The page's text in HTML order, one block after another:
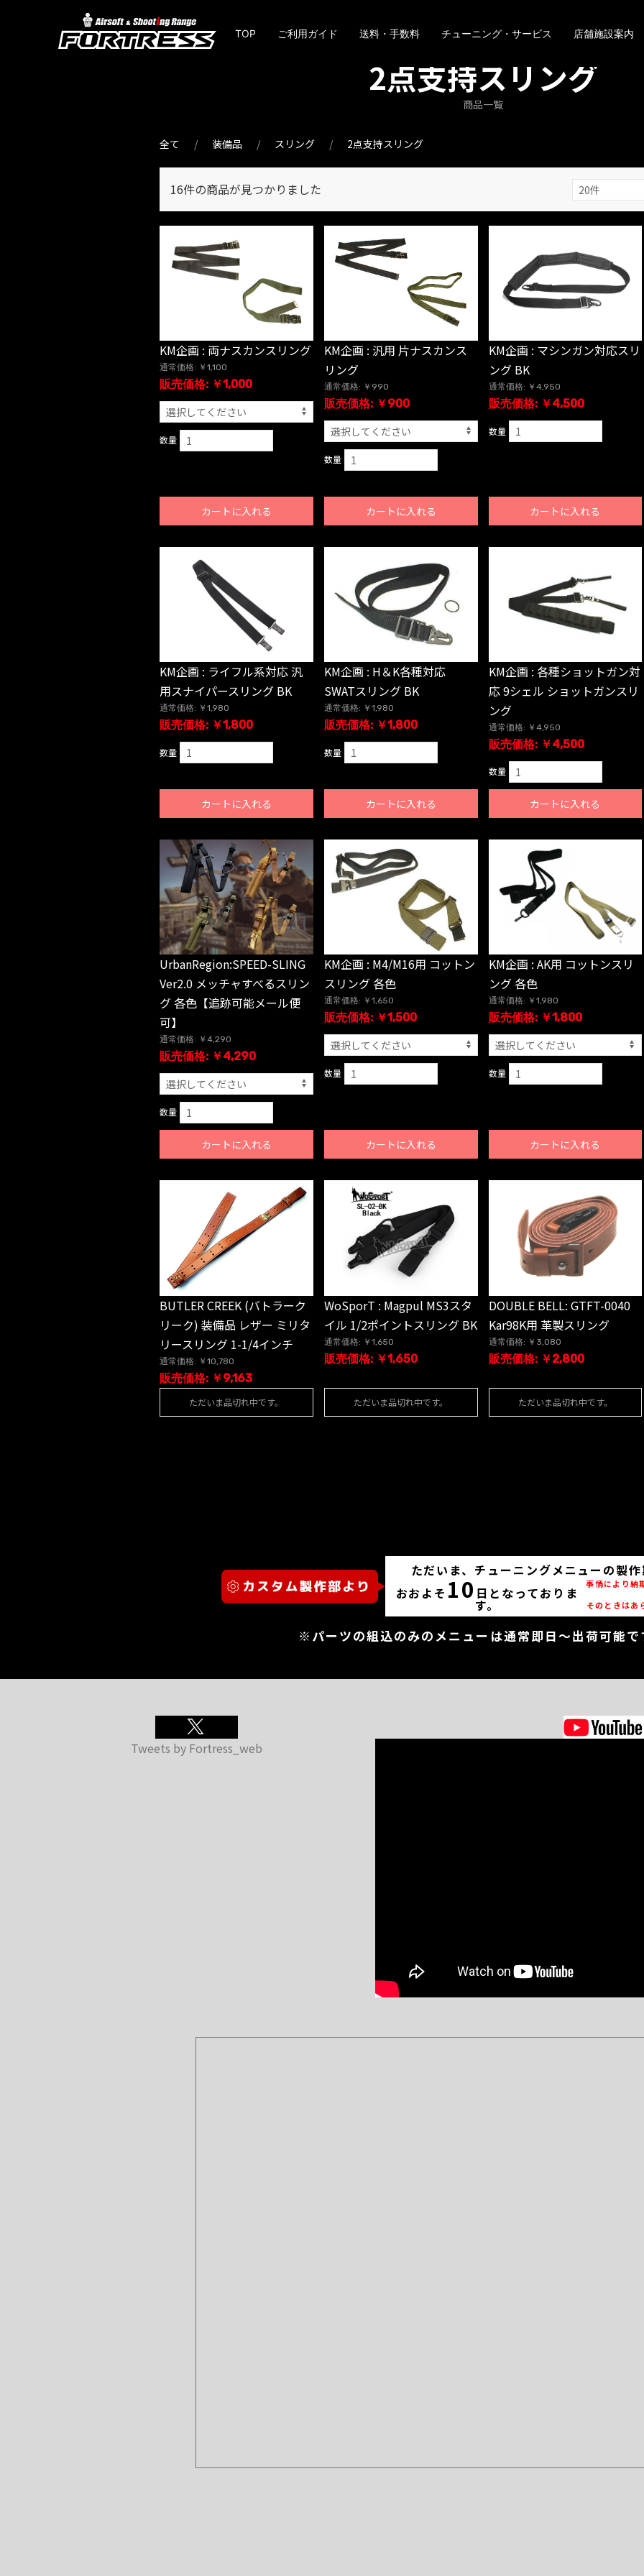
TOP ご利用ガイド 送料・手数料 チューニング・サービス 店舗施設案内
2点支持スリング
商品一覧
全て 装備品 スリング 2点支持スリング
16件の商品が見つかりました
KM企画 : 両ナスカンスリング
通常価格: ￥1,100
販売価格: ￥1,000
数量
カートに入れる
KM企画 : 汎用 片ナスカンス
リング
通常価格: ￥990
販売価格: ￥900
数量
カートに入れる
KM企画 : マシンガン対応スリ
ング BK
通常価格: ￥4,950
販売価格: ￥4,500
数量
カートに入れる
KM企画 : ライフル系対応 汎
用スナイパースリング BK
通常価格: ￥1,980
販売価格: ￥1,800
数量
カートに入れる
KM企画 : H＆K各種対応
SWATスリング BK
通常価格: ￥1,980
販売価格: ￥1,800
数量
カートに入れる
KM企画 : 各種ショットガン対
応 9シェル ショットガンスリ
ング
通常価格: ￥4,950
販売価格: ￥4,500
数量
カートに入れる
UrbanRegion:SPEED-SLING
Ver2.0 メッチャすべるスリン
グ 各色【追跡可能メール便
可】
通常価格: ￥4,290
販売価格: ￥4,290
数量
カートに入れる
KM企画 : M4/M16用 コットン
スリング 各色
通常価格: ￥1,650
販売価格: ￥1,500
数量
カートに入れる
KM企画 : AK用 コットンスリ
ング 各色
通常価格: ￥1,980
販売価格: ￥1,800
数量
カートに入れる
BUTLER CREEK (バトラーク
リーク) 装備品 レザー ミリタ
リースリング 1-1/4インチ
通常価格: ￥10,780
販売価格: ￥9,163
ただいま品切れ中です。
WoSporT : Magpul MS3スタ
イル 1/2ポイントスリング BK
通常価格: ￥1,650
販売価格: ￥1,650
ただいま品切れ中です。
DOUBLE BELL: GTFT-0040
Kar98K用 革製スリング
通常価格: ￥3,080
販売価格: ￥2,800
ただいま品切れ中です。
ただいま、チューニングメニューの製
おおよそ 10 日となっておりま
す。
事情により納
そのときはあ
※パーツの組込のみのメニューは通常即日～出荷可能で
Tweets by Fortress_web